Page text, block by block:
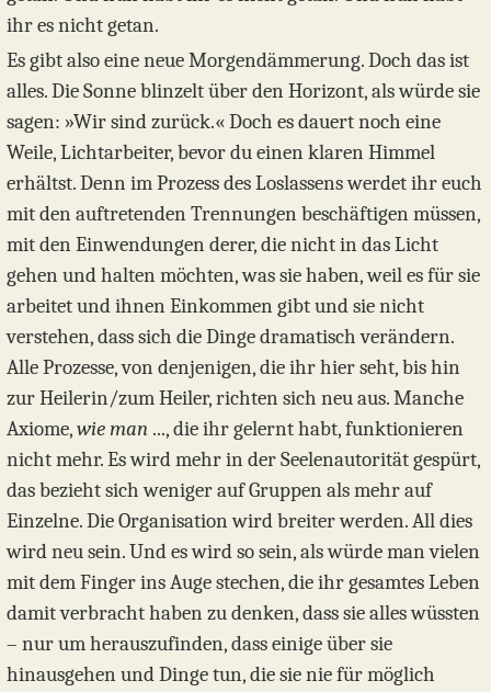
ihr es nicht getan.
Es gibt also eine neue Morgendämmerung. Doch das ist
alles. Die Sonne blinzelt über den Horizont, als würde sie
sagen: »Wir sind zurück.« Doch es dauert noch eine
Weile, Lichtarbeiter, bevor du einen klaren Himmel
erhältst. Denn im Prozess des Loslassens werdet ihr euch
mit den auftretenden Trennungen beschäftigen müssen,
mit den Einwendungen derer, die nicht in das Licht
gehen und halten möchten, was sie haben, weil es für sie
arbeitet und ihnen Einkommen gibt und sie nicht
verstehen, dass sich die Dinge dramatisch verändern.
Alle Prozesse, von denjenigen, die ihr hier seht, bis hin
zur Heilerin/zum Heiler, richten sich neu aus. Manche
Axiome,wie man ..., die ihr gelernt habt, funktionieren
nicht mehr. Es wird mehr in der Seelenautorität gespürt,
das bezieht sich weniger auf Gruppen als mehr auf
Einzelne. Die Organisation wird breiter werden. All dies
wird neu sein. Und es wird so sein, als würde man vielen
mit dem Finger ins Auge stechen, die ihr gesamtes Leben
damit verbracht haben zu denken, dass sie alles wüssten
– nur um herauszufinden, dass einige über sie
hinausgehen und Dinge tun, die sie nie für möglich